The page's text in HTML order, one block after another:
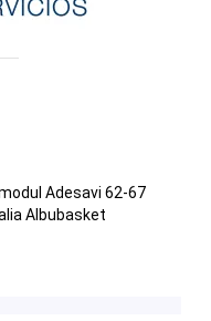
Adesavi 62-67
Albubasket